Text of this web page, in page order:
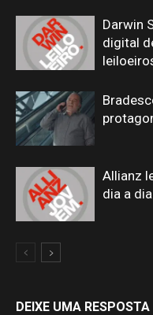
Darwin
digital
Allianz
dia a
DEIXE UMA RESPOSTA